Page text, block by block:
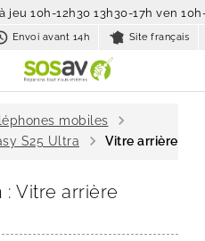
jeu 10h-12h30 13h30-17h ven
Envoi avant 14h Site français
mobiles chevron_right
S25 Ultra chevron_right Vitre arrière
: Vitre arrière